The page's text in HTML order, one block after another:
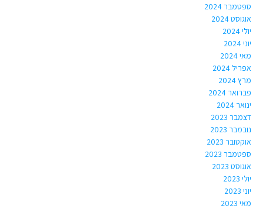
ספטמבר 2024
אוגוסט 2024
יולי 2024
יוני 2024
מאי 2024
אפריל 2024
מרץ 2024
פברואר 2024
ינואר 2024
דצמבר 2023
נובמבר 2023
אוקטובר 2023
ספטמבר 2023
אוגוסט 2023
יולי 2023
יוני 2023
מאי 2023